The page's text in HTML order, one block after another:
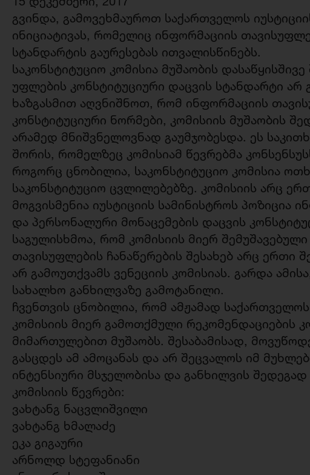
გვინდა, გამოვეხმაუროთ საქართველოს
ინიციატივას, რომელიც ინფორმაციის
სტანდარტის გაურესებას ითვალისწინებს.
საკონსტიტუციო კომისია მუშაობის
უფლების კონსტიტუციური დაცვის სტანდარტი არ
ხაზგასმით აღვნიშნოთ, რომ ინფორმაციის
კონსტიტუციური ნორმები, კომისიის მუშაობის
არამედ მნიშვნელოვნად გაუმჯობესდა. ეს
შორის, რომელზეც კომისიამ წევრებმა
როგორც ცნობილია, საკონსტიტუციო კომისია
საკონსტიტუციო ცვლილებებზე. კომისიის არც
მოგვისმენია იუსტიციის სამინისტროს პოზიცია
და პერსონალური მონაცემების დაცვის
საგულისხმოა, რომ კომისიის მიერ
თავისუფლების ჩანაწერების შესახებ არც ერთი
არ გამოუთქვამს ვენეციის კომისიას. გარდა
სახალხო განხილვაზე გამოტანილი.
ჩვენთვის ცნობილია, რომ ამჟამად
კომისიის მიერ გამოთქმული რეკომენდაციების
მიმართულებით მუშაობს. შესაბამისად,
გასცდეს ამ ამოცანას და არ შეცვალოს იმ
ინტენსიური მსჯელობისა და განხილვის შედეგად
კომისიის წევრები:
ვახტანგ ნაცვლიშვილი
ვახტანგ ხმალაძე
ეკა გიგაური
არნოლდ სტეფანიანი